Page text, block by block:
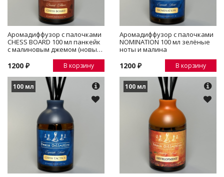
Аромадиффузор с палочками
CHESS BOARD 100 мл панкейк
с малиновым джемом (новый
1200 ₽ В корзину
Аромадиффузор с палочками
NOMINATION 100 мл зелёные
ноты и малина
1200 ₽ В корзину
100 мл 100 мл